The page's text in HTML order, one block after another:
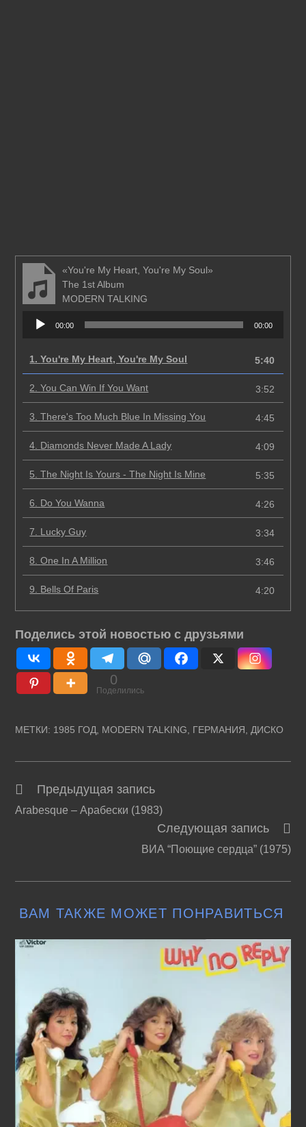
«You're My Heart, You're My Soul»
The 1st Album
MODERN TALKING
Аудиоплеер
00:00 00:00
1.You're My Heart, You're My Soul 5:40
2.You Can Win If You Want 3:52
3.There's Too Much Blue In Missing You 4:45
4. Diamonds Never Made A Lady 4:09
5.The Night Is Yours - The Night Is Mine 5:35
6. Do You Wanna 4:26
7. Lucky Guy 3:34
8.One In A Million 3:46
9. Bells Of Paris 4:20
Поделись этой новостью с друзьями
0
Поделились
МЕТКИ: 1985 ГОД MODERN TALKING ГЕРМАНИЯ ДИСКО
Читать
далее
Предыдущая запись
Arabesque – Арабески (1983)
Следующая запись
ВИА “Поющие сердца” (1975)
ВАМ ТАКЖЕ МОЖЕТ ПОНРАВИТЬСЯ